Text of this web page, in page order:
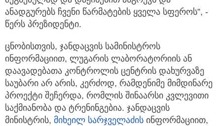
ანადგურებს ჩვენი წარმატების ყველა სფეროს”, -
წერს პრეზიდენტი.
ცნობისთვის, ჯანდაცვის სამინისტროს
ინფორმაციით, ლუგარის ლაბორატორიის ან
დაავადებათა კონტროლის ცენტრის დახურვაზე
საუბარი არ არის, კერძოდ, რამდენიმე მიმდინარე
პროექტი შეჩერდა, რომლის შინაარსი კვლევითი
საქმიანობა და ტრენინგებია. ჯანდაცვის
მინისტრის, მიხეილ სარჯველაძის ინფორმაციით,